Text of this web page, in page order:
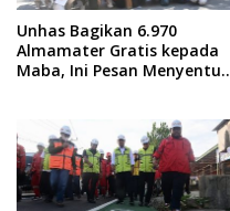
Unhas Bagikan 6.970
Almamater Gratis kepada
Maba, Ini Pesan Menyentuh